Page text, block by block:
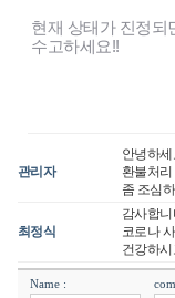
현재 상태가 진정되
수고하세요!!
관리자
안녕하세
환불처
좀 조심
최정식
감사합니
코로나
건강하
Name :